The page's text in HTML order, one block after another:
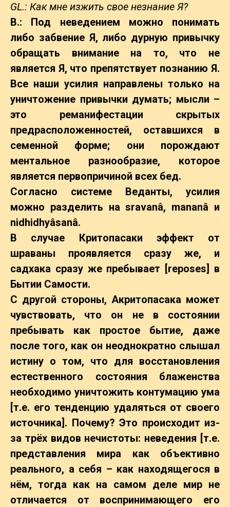
GL.: Как мне изжить свое незнание Я?
B.: Под неведением можно понимать
либо забвение Я, либо дурную привычку
обращать внимание на то, что не
является Я, что препятствует познанию Я.
Все наши усилия направлены только на
уничтожение привычки думать; мысли –
это реманифестации скрытых
предрасположенностей, оставшихся в
семенной форме; они порождают
ментальное разнообразие, которое
является первопричиной всех бед.
Согласно системе Веданты, усилия
можно разделить на sravanâ, mananâ и
nidhidhyâsanâ.
В случае Критопасаки эффект от
шраваны проявляется сразу же, и
садхака сразу же пребывает [reposes] в
Бытии Самости.
С другой стороны, Акритопасака может
чувствовать, что он не в состоянии
пребывать как простое бытие, даже
после того, как он неоднократно слышал
истину о том, что для восстановления
естественного состояния блаженства
необходимо уничтожить контумацию ума
[т.е. его тенденцию удаляться от своего
источника]. Почему? Это происходит из-
за трёх видов нечистоты: неведения [т.е.
представления мира как объективно
реального, а себя – как находящегося в
нём, тогда как на самом деле мир не
отличается от воспринимающего его